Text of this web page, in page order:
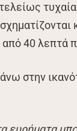
40 λεπτά
στην